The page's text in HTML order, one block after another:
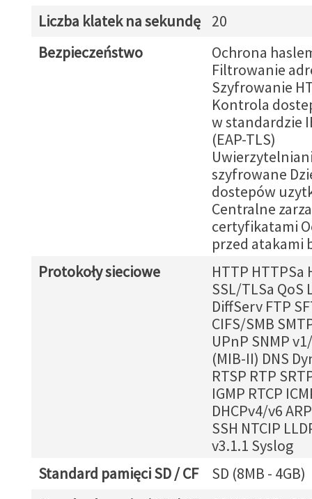
Liczba klatek na sekundę
20
Bezpieczeństwo
Ochrona
Filtrowanie
Szyfrowanie
Kontrola
w standardzie
(EAP-TLS)
szyfrowane
dostepów
Centralne
certyfikatami
przed atakami
Protokoły sieciowe
HTTP HTTPSa
SSL/TLSa QoS
DiffServ FTP
CIFS/SMB
UPnP SNMP
(MIB-II) DNS
RTSP RTP
IGMP RTCP
DHCPv4/v6
SSH NTCIP
v3.1.1 Syslog
Standard pamięci SD / CF
SD (8MB - 4GB)